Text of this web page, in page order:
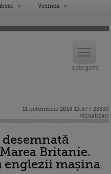
Vremea
11 octombrie 2018 13:57 / 23330
vizualizari
Britanie.
englezii mașina